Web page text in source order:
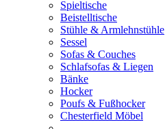
Spieltische
Beistelltische
Stühle & Armlehnstühle
Sessel
Sofas & Couches
Schlafsofas & Liegen
Bänke
Hocker
Poufs & Fußhocker
Chesterfield Möbel